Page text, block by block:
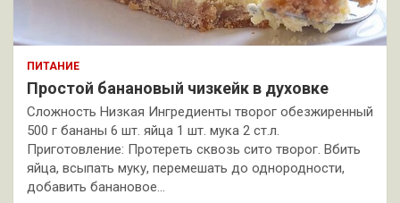
ПИТАНИЕ
Простой банановый чизкейк в духовке
Сложность Низкая Ингредиенты творог обезжиренный
500 г бананы 6 шт. яйца 1 шт. мука 2 ст.л.
Приготовление: Протереть сквозь сито творог. Вбить
яйца, всыпать муку, перемешать до однородности,
добавить банановое…